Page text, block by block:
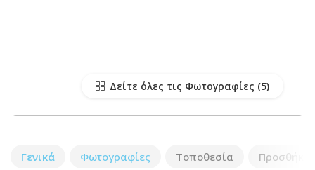
Δείτε όλες τις Φωτογραφίες
Γενικά Φωτογραφίες Τοποθεσία Προσθήκη